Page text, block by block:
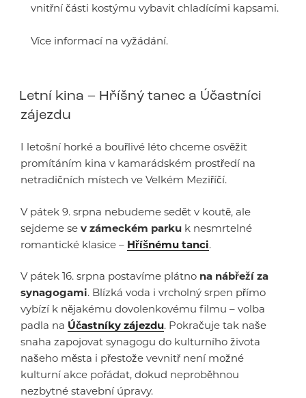
vnitřní části kostýmu vybavit chladícími kapsami.
Více informací na vyžádání.
Letní kina – Hříšný tanec a Účastníci
zájezdu
I letošní horké a bouřlivé léto chceme osvěžit
promítáním kina v kamarádském prostředí na
netradičních místech ve Velkém Meziříčí.
V pátek 9. srpna nebudeme sedět v koutě, ale
sejdeme se v zámeckém parku k nesmrtelné
romantické klasice – Hříšnému tanci.
V pátek 16. srpna postavíme plátno na nábřeží za
synagogami. Blízká voda i vrcholný srpen přímo
vybízí k nějakému dovolenkovému filmu – volba
padla na Účastníky zájezdu. Pokračuje tak naše
snaha zapojovat synagogu do kulturního života
našeho města i přestože vevnitř není možné
kulturní akce pořádat, dokud neproběhnou
nezbytné stavební úpravy.